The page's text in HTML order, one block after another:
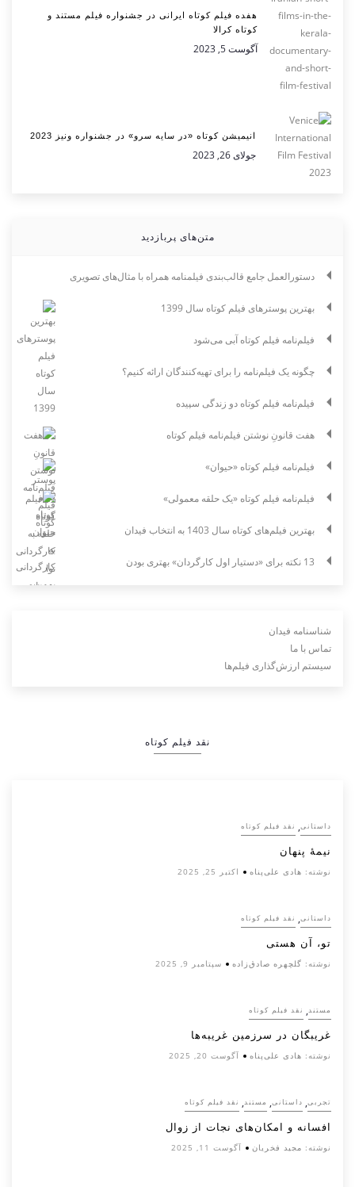
هفده فیلم کوتاه ایرانی در جشنواره فیلم مستند و
کوتاه کرالا
آگوست 5, 2023
انیمیشن کوتاه «در سایه سرو» در جشنواره ونیز 2023
جولای 26, 2023
متن‌های پربازدید
دستورالعمل جامع قالب‌بندی فیلمنامه همراه با مثال‌های تصویری
بهترین پوسترهای فیلم کوتاه سال 1399
فیلم‌نامه فیلم کوتاه آبی می‌شود
چگونه یک فیلم‌نامه را برای تهیه‌کنندگان ارائه کنیم؟
فیلم‌نامه فیلم کوتاه دو زندگی سپیده
هفت قانونِ نوشتن فیلم‌نامه فیلم کوتاه
فیلم‌نامه فیلم کوتاه «حیوان»
فیلم‌نامه فیلم کوتاه «یک حلقه معمولی»
بهترین فیلم‌های کوتاه سال 1403 به انتخاب فیدان
13 نکته برای «دستیار اول کارگردان» بهتری بودن
شناسنامه فیدان
تماس با ما
سیستم ارزش‌گذاری فیلم‌ها
نقد فیلم کوتاه
داستانی, نقد فیلم کوتاه
نیمۀ پنهان
نوشته: هادی علی‌پناه اکتبر 25, 2025
داستانی, نقد فیلم کوتاه
تو، آن هستی
نوشته: گلچهره صادق‌زاده سپتامبر 9, 2025
مستند, نقد فیلم کوتاه
غریبگان در سرزمین غریبه‌ها
نوشته: هادی علی‌پناه آگوست 20, 2025
تجربی, داستانی, مستند, نقد فیلم کوتاه
افسانه‌ و امکان‌های نجات از زوال
نوشته: مجید فخریان آگوست 11, 2025